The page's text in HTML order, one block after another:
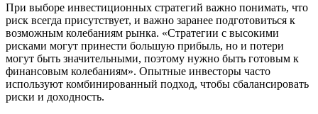
При выборе инвестиционных стратегий важно понимать, что
риск всегда присутствует, и важно заранее подготовиться к
возможным колебаниям рынка. «Стратегии с высокими
рисками могут принести большую прибыль, но и потери
могут быть значительными, поэтому нужно быть готовым к
финансовым колебаниям». Опытные инвесторы часто
используют комбинированный подход, чтобы сбалансировать
риски и доходность.